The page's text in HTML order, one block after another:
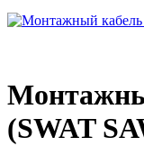
(SWAT